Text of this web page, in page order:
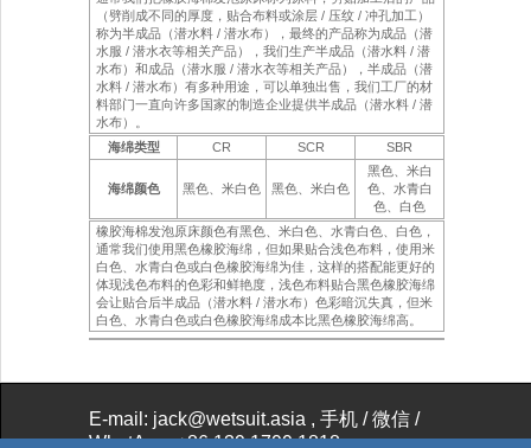
（劈削成不同的厚度，贴合布料或涂层 / 压纹 / 冲孔加工）
称为半成品（潜水料 / 潜水布），最终的产品称为成品（潜
水服 / 潜水衣等相关产品），我们生产半成品（潜水料 / 潜
水布）和成品（潜水服 / 潜水衣等相关产品），半成品（潜
水料 / 潜水布）有多种用途，可以单独出售，我们工厂的材
料部门一直向许多国家的制造企业提供半成品（潜水料 / 潜
水布）。
海绵类型
CR SCR SBR
海绵颜色 黑色、米白色 黑色、米白色
黑色、米白
色、水青白
色、白色
橡胶海棉发泡原床颜色有黑色、米白色、水青白色、白色，
通常我们使用黑色橡胶海绵，但如果贴合浅色布料，使用米
白色、水青白色或白色橡胶海绵为佳，这样的搭配能更好的
体现浅色布料的色彩和鲜艳度，浅色布料贴合黑色橡胶海绵
会让贴合后半成品（潜水料 / 潜水布）色彩暗沉失真，但米
白色、水青白色或白色橡胶海绵成本比黑色橡胶海绵高。
E-mail: jack@wetsuit.asia , 手机 / 微信 /
WhatApp: +86 139 1799 1818